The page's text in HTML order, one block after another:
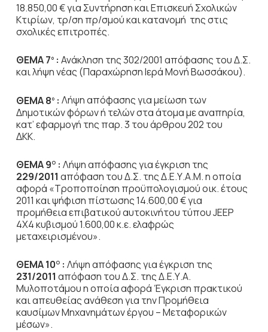
18.850,00 € για Συντήρηση και Επισκευή Σχολικών
Κτιρίων, τρ/ση πρ/σμού και κατανομή της στις
σχολικές επιτροπές.
ΘΕΜΑ 7ο: Ανάκληση της 302/2001 απόφασης του Δ.Σ.
και λήψη νέας (Παραχώρηση Ιερά Μονή Βωσσάκου).
ΘΕΜΑ 8ο: Λήψη απόφασης για μείωση των
Δημοτικών φόρων ή τελών στα άτομα με αναπηρία,
κατ’ εφαρμογή της παρ. 3 του άρθρου 202 του
ΔΚΚ.
ΘΕΜΑ 9Ο: Λήψη απόφασης για έγκριση της
229/2011 απόφαση του Δ.Σ. της Δ.Ε.Υ.Α.Μ. η οποία
αφορά «Tροποποίηση προϋπολογισμού οικ. έτους
2011 και ψήφιση πίστωσης 14.600,00 € για
προμήθεια επιβατικού αυτοκινήτου τύπου JEEP
4X4 κυβισμού 1.600,00 κ.ε. ελαφρώς
μεταχειρισμένου».
ΘΕΜΑ 10Ο: Λήψη απόφασης για έγκριση της
231/2011 απόφαση του Δ.Σ. της Δ.Ε.Υ.Α.
Μυλοποτάμου η οποία αφορά Έγκριση πρακτικού
και απευθείας ανάθεση για την Προμήθεια
καυσίμων Μηχανημάτων έργου – Μεταφορικών
μέσων».